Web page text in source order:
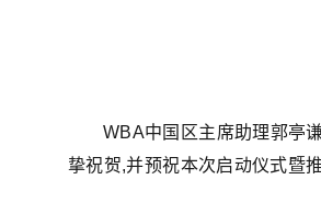
WBA中国区主席助理郭亭
挚祝贺,并预祝本次启动仪式暨